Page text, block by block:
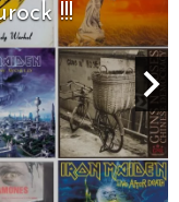
To Rock !!!